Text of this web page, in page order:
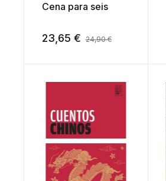
Cena para seis
23,65 € 24,90€